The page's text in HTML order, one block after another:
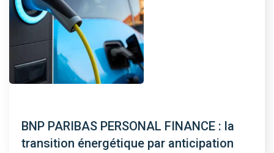
BNP PARIBAS PERSONAL FINANCE : la
transition énergétique par anticipation